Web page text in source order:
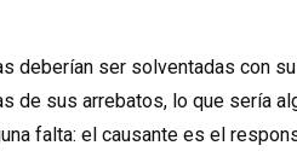
deberían ser solventadas con
de sus arrebatos, lo que sería
falta: el causante es el